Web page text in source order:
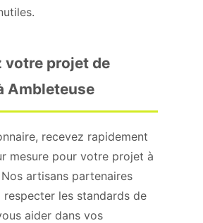
votre projet de
Ambleteuse
recevez rapidement
mesure pour votre projet à
artisans partenaires
respecter les standards de
aider dans vos